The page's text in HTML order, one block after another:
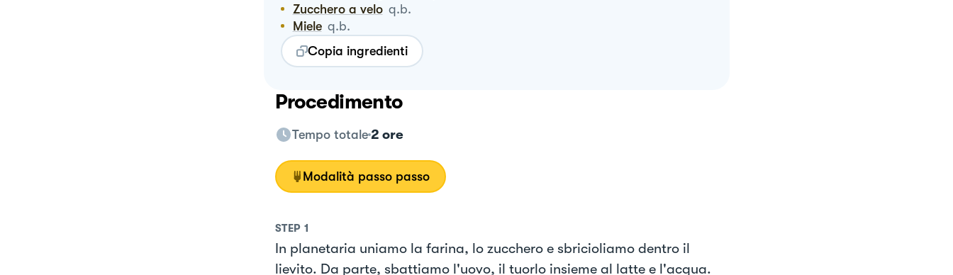
Zucchero a velo q.b.
Miele q.b.
Copia ingredienti
Procedimento
Tempo totale 2 ore
Modalità passo passo
STEP 1
In planetaria uniamo la farina, lo zucchero e sbricioliamo dentro il
lievito. Da parte, sbattiamo l'uovo, il tuorlo insieme al latte e l'acqua.